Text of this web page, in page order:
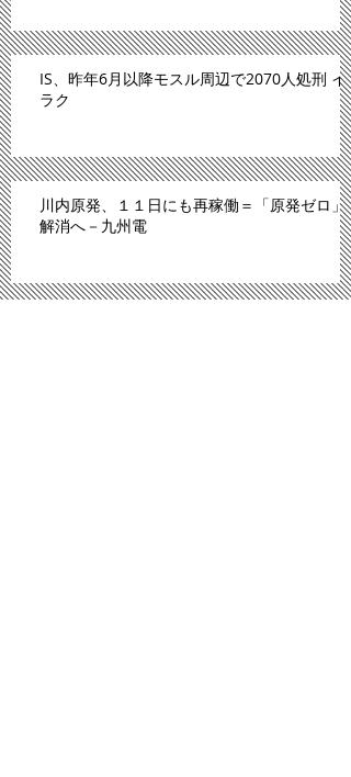
IS、昨年6月以降モスル周辺で2070人処刑 イ
ラク
川内原発、１１日にも再稼働＝「原発ゼロ」
解消へ－九州電